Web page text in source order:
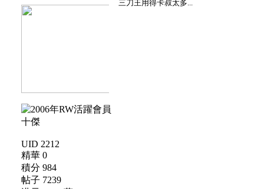
UID 2212
精華 0
積分 984
帖子 7239
三刀王用得卡叔太多...